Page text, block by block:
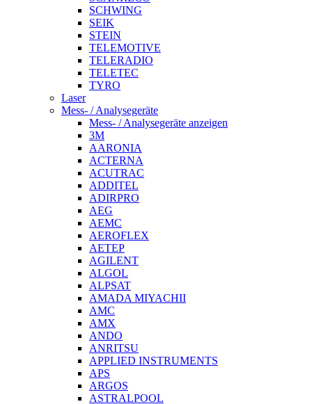
SCHWING
SEIK
STEIN
TELEMOTIVE
TELERADIO
TELETEC
TYRO
Laser
Mess- / Analysegeräte
Mess- / Analysegeräte anzeigen
3M
AARONIA
ACTERNA
ACUTRAC
ADDITEL
ADIRPRO
AEG
AEMC
AEROFLEX
AETEP
AGILENT
ALGOL
ALPSAT
AMADA MIYACHII
AMC
AMX
ANDO
ANRITSU
APPLIED INSTRUMENTS
APS
ARGOS
ASTRALPOOL